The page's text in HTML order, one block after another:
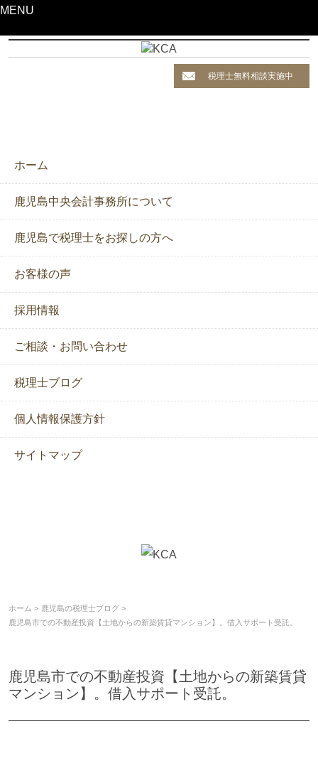
税理士無料相談実施中
MENU
ホーム
鹿児島中央会計事務所について
鹿児島で税理士をお探しの方へ
お客様の声
採用情報
ご相談・お問い合わせ
税理士ブログ
個人情報保護方針
サイトマップ
ホーム
鹿児島の税理士ブログ
鹿児島市での不動産投資【土地からの新築賃貸マンション】。借入サポート受託。
鹿児島市での不動産投資【土地からの新築賃貸
マンション】。借入サポート受託。